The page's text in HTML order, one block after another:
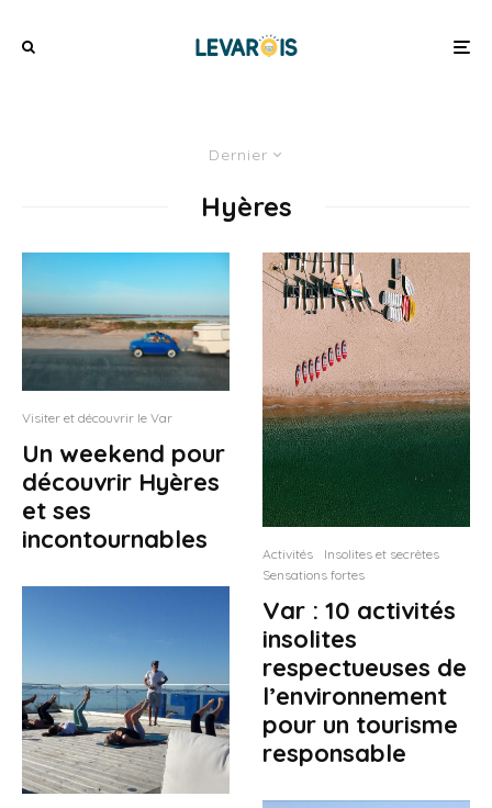
Dernier
Hyères
Visiter et découvrir le Var
Un weekend pour
découvrir Hyères
et ses
incontournables
Activités
Insolites et secrètes
Sensations fortes
Var : 10 activités
insolites
respectueuses de
l’environnement
pour un tourisme
responsable